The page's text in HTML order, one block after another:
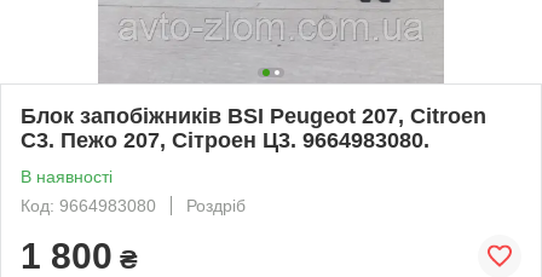
Блок запобіжників BSI Peugeot 207, Citroen
C3. Пежо 207, Сітроен Ц3. 9664983080.
В наявності
Код: 9664983080
Роздріб
1 800 ₴